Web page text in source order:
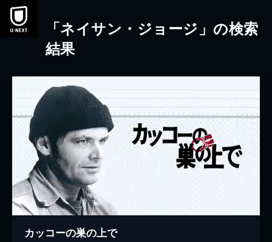
本文へスキップ
「ネイサン・ジョージ」の検索
結果
カッコーの巣の上で